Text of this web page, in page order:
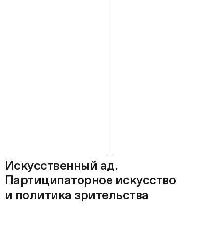
Искусственный ад.
Партиципаторное искусство
и политика зрительства